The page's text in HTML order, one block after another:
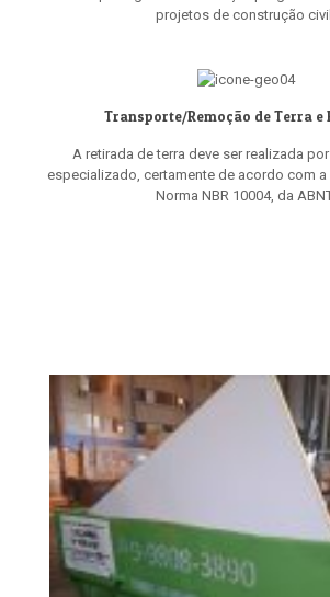
projetos de construção
Transporte/Remoção de Terra e
A retirada de terra deve ser realizada
especializado, certamente de acordo com
Norma NBR 10004, da